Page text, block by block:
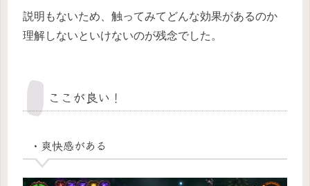
説明もないため、触ってみてどんな効果があるのか
理解しないといけないのが残念でした。
ここが良い！
・爽快感がある